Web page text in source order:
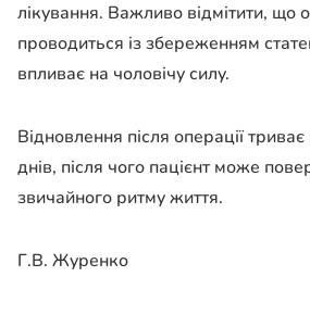
лікування. Важливо відмітити, що
проводиться із збереженням
впливає на чоловічу силу.
Відновлення після операції
днів, після чого пацієнт може
звичайного ритму життя.
Г.В. Журенко